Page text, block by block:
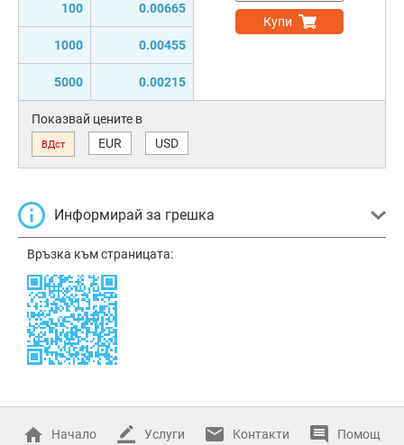
100 0.00665
1000 0.00455
5000 0.00215
Купи
Показвай цените в
ВДст EUR USD
Информирай за грешка
Връзка към страницата:
Начало Услуги Контакти Помощ